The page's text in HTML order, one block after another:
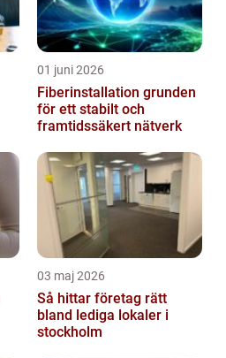
01 juni 2026
Fiberinstallation grunden
för ett stabilt och
framtidssäkert nätverk
03 maj 2026
Så hittar företag rätt
bland lediga lokaler i
stockholm